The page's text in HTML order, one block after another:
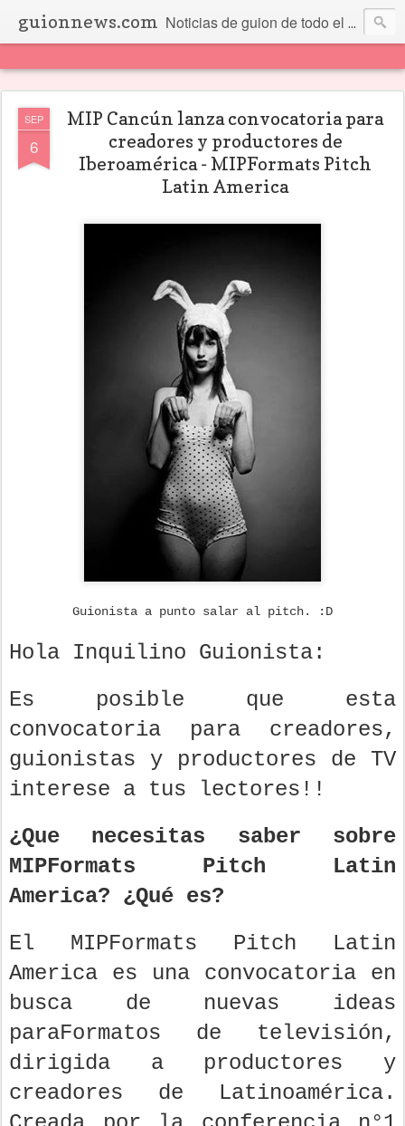
guionnews.com Noticias de guion de todo el mundo... Y más.
SEP
6
MIP Cancún lanza convocatoria para
creadores y productores de
Iberoamérica - MIPFormats Pitch
Latin America
Guionista a punto salar al pitch. :D
Hola Inquilino Guionista:
Es posible que esta
convocatoria para creadores,
guionistas y productores de TV
interese a tus lectores!!
¿Que necesitas saber sobre
MIPFormats Pitch Latin
America? ¿Qué es?
El MIPFormats Pitch Latin
America es una convocatoria en
busca de nuevas ideas
paraFormatos de televisión,
dirigida a productores y
creadores de Latinoamérica.